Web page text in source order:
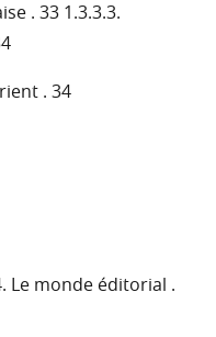
. 33 1.3.3.3.
. 34
Le monde éditorial .